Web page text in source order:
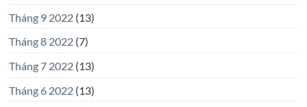
Tháng 9 2022(13)
Tháng 8 2022(7)
Tháng 7 2022(13)
Tháng 6 2022(13)